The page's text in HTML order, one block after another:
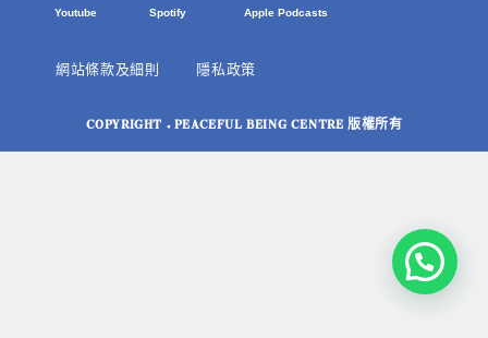
Youtube Spotify Apple Podcasts
網站條款及細則 隱私政策
COPYRIGHT © PEACEFUL BEING CENTRE 版權所有